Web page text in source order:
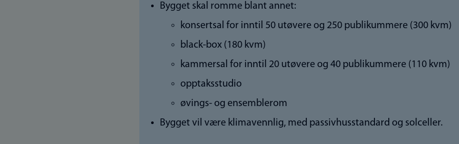
Bygget skal romme blant annet:
konsertsal for inntil 50 utøvere og 250 publikummere (300 kvm)
black-box (180 kvm)
kammersal for inntil 20 utøvere og 40 publikummere (110 kvm)
opptaksstudio
øvings- og ensemblerom
Bygget vil være klimavennlig, med passivhusstandard og solceller.